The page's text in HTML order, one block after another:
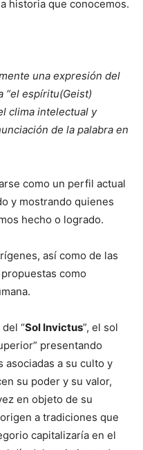
historia que conocemos.
una expresión del
“el espíritu(Geist)
clima intelectual y
de la palabra en
como un perfil actual
y mostrando quienes
hecho o logrado.
así como de las
como
“Sol Invictus”, el sol
presentando
asociadas a su culto y
su poder y su valor,
en objeto de su
a tradiciones que
capitalizaría en el